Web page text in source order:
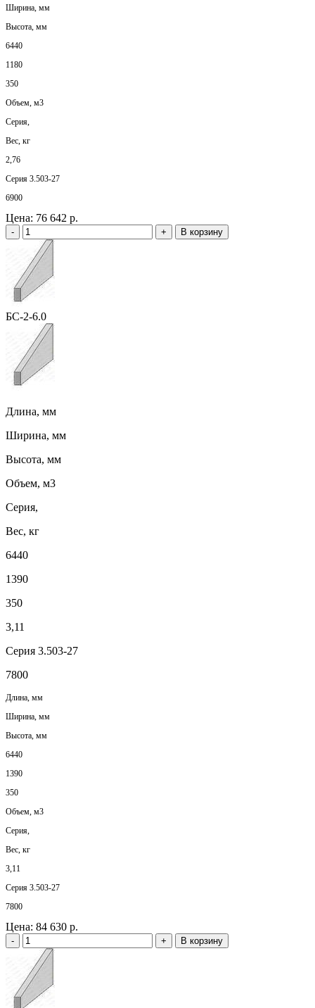
Ширина, мм
Высота, мм
6440
1180
350
Объем, м3
Серия,
Вес, кг
2,76
Серия 3.503-27
6900
Цена: 76 642 р.
- + В корзину
БС-2-6.0
Длина, мм
Ширина, мм
Высота, мм
Объем, м3
Серия,
Вес, кг
6440
1390
350
3,11
Серия 3.503-27
7800
Длина, мм
Ширина, мм
Высота, мм
6440
1390
350
Объем, м3
Серия,
Вес, кг
3,11
Серия 3.503-27
7800
Цена: 84 630 р.
- + В корзину